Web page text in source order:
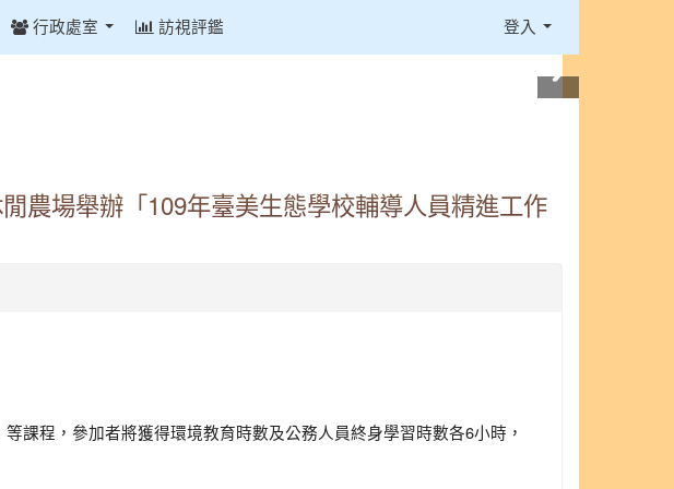
行政處室 訪視評鑑 登入
農場舉辦「109年臺美生態學校輔導人員精進工作
課程，參加者將獲得環境教育時數及公務人員終身學習時數各6小時，